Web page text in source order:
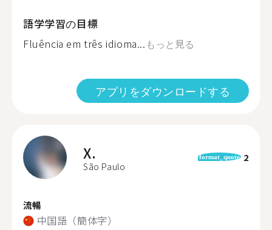
語学学習の目標
Fluência em três idioma... もっと見る
アプリをダウンロードする
X.
São Paulo
format_quote 2
流暢
中国語（簡体字）